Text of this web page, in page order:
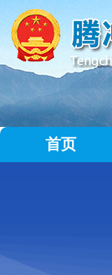
首页